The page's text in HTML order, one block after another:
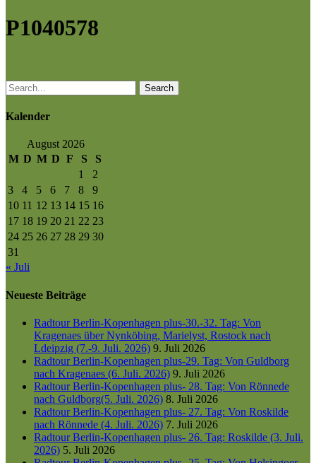
P1040578
Search
Kalender
August 2026
M D M D F S
S
1
2
3
4 5 6 7 8
9
10 11 12 13 14 15 16
17 18 19 20 21 22 23
24 25 26 27 28 29 30
31
« Juli
Neueste Beiträge
Radtour Berlin-Kopenhagen plus-30.-32. Tag: Von
Kragenaes über Nynköbing, Marielyst, Rostock nach
Ldeipzig (7.-9. Juli. 2026) 9. Juli 2026
Radtour Berlin-Kopenhagen plus-29. Tag: Von Guldborg
nach Kragenaes (6. Juli. 2026) 9. Juli 2026
Radtour Berlin-Kopenhagen plus- 28. Tag: Von Rönnede
nach Guldborg(5. Juli. 2026) 8. Juli 2026
Radtour Berlin-Kopenhagen plus- 27. Tag: Von Roskilde
nach Rönnede (4. Juli. 2026) 7. Juli 2026
Radtour Berlin-Kopenhagen plus- 26. Tag: Roskilde (3. Juli.
2026) 5. Juli 2026